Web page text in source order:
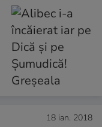
18 ian. 2018